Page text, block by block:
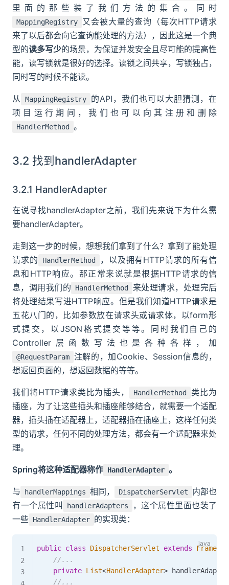
里面的那些装了我们方法的集合。同时
MappingRegistry
又会被大量的查询（每次HTTP请求
来了以后都会向它查询能处理的方法），因此这是一个典
型的读多写少的场景，为保证并发安全且尽可能的提高性
能，读写锁就是很好的选择。读锁之间共享，写锁独占，
同时写的时候不能读。
从 MappingRegistry
的API，我们也可以大胆猜测，在
项目运行期间，我们也可以向其注册和删除
HandlerMethod 。
3.2 找到handlerAdapter
3.2.1 HandlerAdapter
在说寻找handlerAdapter之前，我们先来说下为什么需
要handlerAdapter。
走到这一步的时候，想想我们拿到了什么？拿到了能处理
请求的
HandlerMethod
，以及拥有HTTP请求的所有信
息和HTTP响应。那正常来说就是根据HTTP请求的信
息，调用我们的
HandlerMethod
来处理请求，处理完后
将处理结果写进HTTP响应。但是我们知道HTTP请求是
五花八门的，比如参数放在请求头或请求体，以form形
式提交，以JSON格式提交等等。同时我们自己的
Controller层函数写法也是各种各样，加
@RequestParam
注解的，加Cookie、Session信息的，
想返回页面的，想返回数据的等等。
我们将HTTP请求类比为插头， HandlerMethod
类比为
插座，为了让这些插头和插座能够结合，就需要一个适配
器，插头插在适配器上，适配器插在插座上，这样任何类
型的请求，任何不同的处理方法，都会有一个适配器来处
理。
Spring将这种适配器称作 HandlerAdapter 。
与 handlerMappings 相同， DispatcherServlet
内部也
有一个属性叫
handlerAdapters
，这个属性里面也装了
一些 HandlerAdapter 的实现类：
public class DispatcherServlet extends
//...
private List<HandlerAdapter>
//...